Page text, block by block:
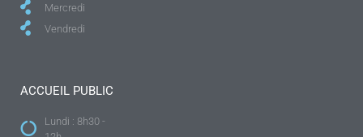
Mercredi
Vendredi
ACCUEIL PUBLIC
Lundi : 8h30 -